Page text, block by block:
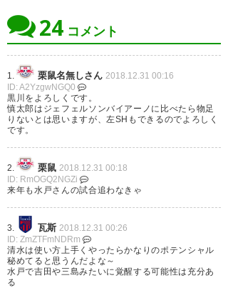
る…指標上でも田向（2017）と
プレイスタイルも近い岸田選手
が完全で加入。 浜崎のライバル
であり、守備のマルチロールと
して祥の果たしていた役割も
担…https://t.co/u3mFihWZqu
— あと (atmarker1)2018, 12月
29
日出の漢がチームを去るのは本
当に残念だけど、初めて九州を
清水の清水が甲府から広島行っ
たと思ったら大宮の清水が水戸
に来るという
— くずゆ (Spulse_Kuzuyu)
2018, 12月 29
24 コメント
1. 栗鼠名無しさん 2018.12.31 00:16
ID: A2YzgwNGQ0
黒川をよろしくです。
慎太郎はジェフェルソンバイアーノに比べたら物足
りないとは思いますが、左SHもできるのでよろしく
です。
2. 栗鼠 2018.12.31 00:18
ID: RmOGQ2NGZi
来年も水戸さんの試合追わなきゃ
3. 瓦斯 2018.12.31 00:26
ID: ZmZTFmNDRm
清水は使い方上手くやったらかなりのポテンシャル
秘めてると思うんだよな～
水戸で吉田や三島みたいに覚醒する可能性は充分あ
る